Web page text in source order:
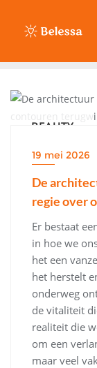
inhoud
BEAUTY
19 mei 2026
De
regie over
Er bestaat
in hoe we
het een
het herstelt
onderweg
de vitaliteit
realiteit die
om een
maar veel